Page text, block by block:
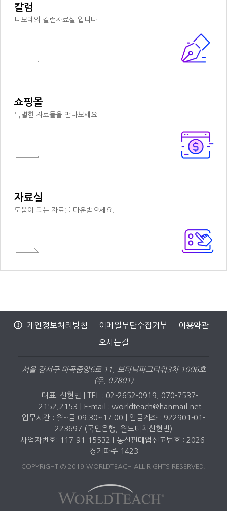
칼럼
디모데의 칼럼자료실 입니다.
쇼핑몰
특별한 자료들을 만나보세요.
자료실
도움이 되는 자료를 다운받으세요.
개인정보처리방침 이메일무단수집거부 이용약관
오시는길
서울 강서구 마곡중앙6로 11, 보타닉파크타워3차 1006호
(우, 07801)
대표: 신현빈 | TEL : 02-2652-0919, 070-7537-
2152,2153 |
E-mail : worldteach@hanmail.net
업무시간 : 월~금 09:30~17:00 | 입금계좌 : 922901-01-
223697 (국민은행, 월드티치신현빈)
사업자번호: 117-91-15532 | 통신판매업신고번호 : 2026-
경기파주-1423
COPYRIGHT © 2019 WORLDTEACH ALL RIGHTS RESERVED.